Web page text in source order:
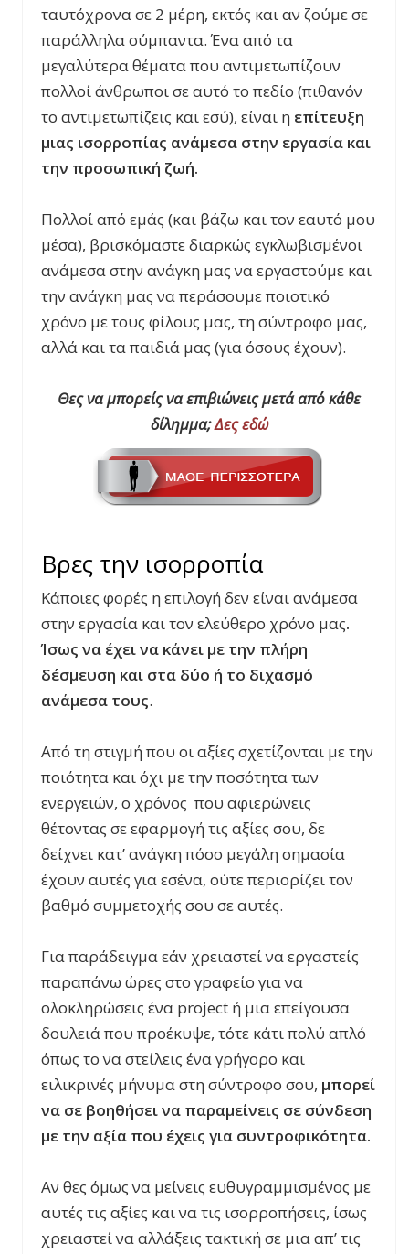
ταυτόχρονα σε 2 μέρη, εκτός και αν ζούμε σε
παράλληλα σύμπαντα. Ένα από τα
μεγαλύτερα θέματα που αντιμετωπίζουν
πολλοί άνθρωποι σε αυτό το πεδίο (πιθανόν
το αντιμετωπίζεις και εσύ), είναι η επίτευξη
μιας ισορροπίας ανάμεσα στην εργασία και
την προσωπική ζωή.
Πολλοί από εμάς (και βάζω και τον εαυτό μου
μέσα), βρισκόμαστε διαρκώς εγκλωβισμένοι
ανάμεσα στην ανάγκη μας να εργαστούμε και
την ανάγκη μας να περάσουμε ποιοτικό
χρόνο με τους φίλους μας, τη σύντροφο μας,
αλλά και τα παιδιά μας (για όσους έχουν).
Θες να μπορείς να επιβιώνεις μετά από κάθε
δίλημμα;Δες εδώ
Βρες την ισορροπία
Κάποιες φορές η επιλογή δεν είναι ανάμεσα
στην εργασία και τον ελεύθερο χρόνο μας.
Ίσως να έχει να κάνει με την πλήρη
δέσμευση και στα δύο ή το διχασμό
ανάμεσα τους.
Από τη στιγμή που οι αξίες σχετίζονται με την
ποιότητα και όχι με την ποσότητα των
ενεργειών, ο χρόνος που αφιερώνεις
θέτοντας σε εφαρμογή τις αξίες σου, δε
δείχνει κατ’ ανάγκη πόσο μεγάλη σημασία
έχουν αυτές για εσένα, ούτε περιορίζει τον
βαθμό συμμετοχής σου σε αυτές.
Για παράδειγμα εάν χρειαστεί να εργαστείς
παραπάνω ώρες στο γραφείο για να
ολοκληρώσεις ένα project ή μια επείγουσα
δουλειά που προέκυψε, τότε κάτι πολύ απλό
όπως το να στείλεις ένα γρήγορο και
ειλικρινές μήνυμα στη σύντροφο σου, μπορεί
να σε βοηθήσει να παραμείνεις σε σύνδεση
με την αξία που έχεις για συντροφικότητα.
Αν θες όμως να μείνεις ευθυγραμμισμένος με
αυτές τις αξίες και να τις ισορροπήσεις, ίσως
χρειαστεί να αλλάξεις τακτική σε μια απ’ τις